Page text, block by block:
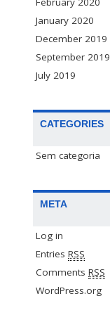
January 2020
December 2019
September 2019
July 2019
CATEGORIES
Sem categoria
META
Log in
Entries RSS
Comments RSS
WordPress.org